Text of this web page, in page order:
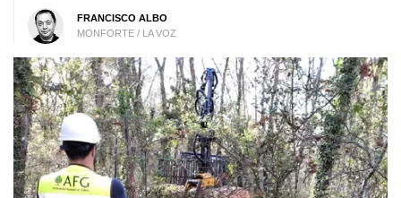
FRANCISCO ALBO
MONFORTE / LA VOZ